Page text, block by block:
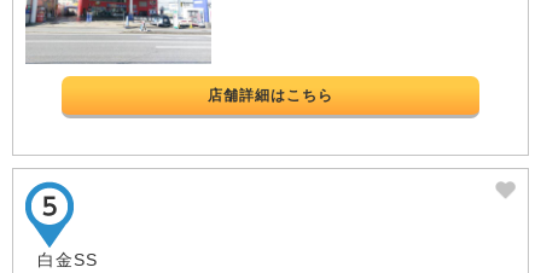
店舗詳細はこちら
白金SS